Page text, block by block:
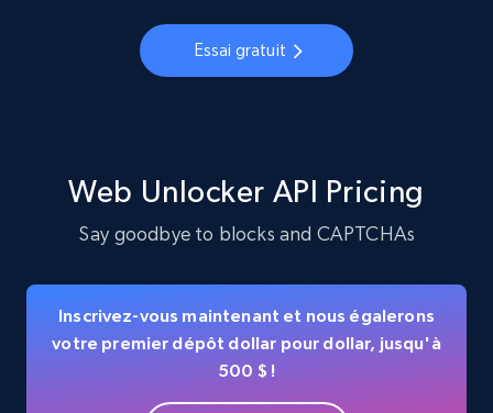
Essai gratuit
Web Unlocker API Pricing
Say goodbye to blocks and CAPTCHAs
Inscrivez-vous maintenant et nous égalerons
votre premier dépôt dollar pour dollar, jusqu'à
500 $ !